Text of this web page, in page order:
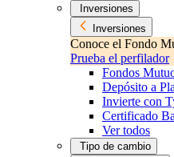
Inversiones
Inversiones
Conoce el Fondo
Prueba el perfilador
Fondos
Depósito a
Invierte con
Certificado
Ver todos
Tipo de cambio